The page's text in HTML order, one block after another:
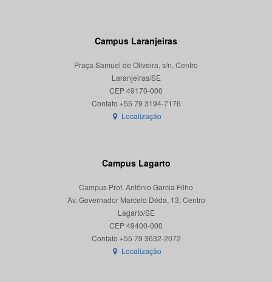
Campus Laranjeiras
Praça Samuel de Oliveira, s/n, Centro
Laranjeiras/SE
CEP 49170-000
Localização
Campus Lagarto
Campus Prof. Antônio Garcia Filho
Av. Governador Marcelo Déda, 13, Centro
Lagarto/SE
CEP 49400-000
Localização